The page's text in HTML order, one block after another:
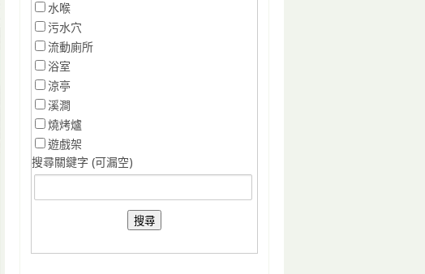
水喉
污水穴
流動廁所
浴室
涼亭
溪澗
燒烤爐
遊戲架
搜尋關鍵字 (可漏空)